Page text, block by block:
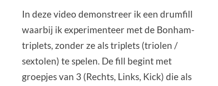
In deze video demonstreer ik een drumfill
waarbij ik experimenteer met de Bonham-
triplets, zonder ze als triplets (triolen /
sextolen) te spelen. De fill begint met
groepjes van 3 (Rechts, Links, Kick) die als